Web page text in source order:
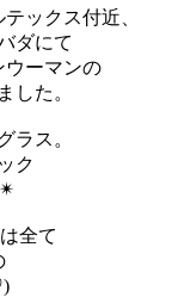
ックス付近、
ダにて
ウーマンの
した。
ラス。
ク
全て